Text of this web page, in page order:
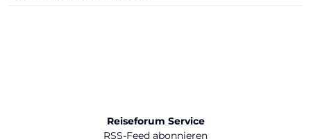
Reiseforum Service
RSS-Feed abonnieren